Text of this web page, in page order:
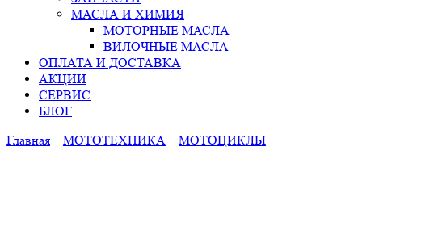
МАСЛА И ХИМИЯ
МОТОРНЫЕ МАСЛА
ВИЛОЧНЫЕ МАСЛА
ОПЛАТА И ДОСТАВКА
АКЦИИ
СЕРВИС
БЛОГ
Главная
МОТОТЕХНИКА МОТОЦИКЛЫ